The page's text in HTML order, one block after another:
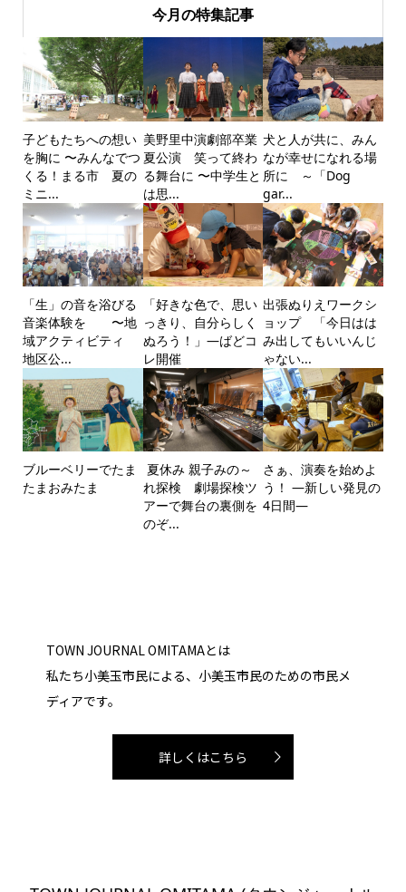
今月の特集記事
子どもたちへの想い
を胸に 〜みんなでつ
くる！まる市 夏の
ミニ...
美野里中演劇部卒業
夏公演 笑って終わ
る舞台に 〜中学生と
は思...
犬と人が共に、みん
なが幸せになれる場
所に ～「Dog
gar...
「生」の音を浴びる
音楽体験を 〜地
域アクティビティ
地区公...
「好きな色で、思い
っきり、自分らしく
ぬろう！」―ばどコ
レ開催
出張ぬりえワークシ
ョップ 「今日はは
み出してもいいんじ
ゃない...
ブルーベリーでたま
たまおみたま
夏休み 親子みの～
れ探検 劇場探検ツ
アーで舞台の裏側を
のぞ...
さぁ、演奏を始めよ
う！ ―新しい発見の
4日間―
TOWN JOURNAL OMITAMAとは
私たち小美玉市民による、小美玉市民のための市民メ
ディアです。
詳しくはこちら